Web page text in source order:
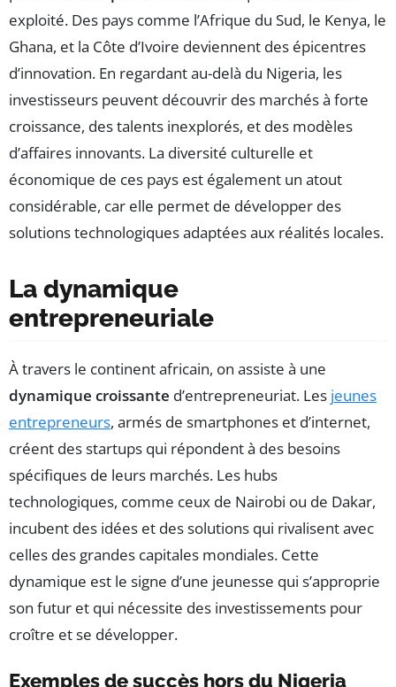
exploité. Des pays comme l’Afrique du Sud, le Kenya, le
Ghana, et la Côte d’Ivoire deviennent des épicentres
d’innovation. En regardant au-delà du Nigeria, les
investisseurs peuvent découvrir des marchés à forte
croissance, des talents inexplorés, et des modèles
d’affaires innovants. La diversité culturelle et
économique de ces pays est également un atout
considérable, car elle permet de développer des
solutions technologiques adaptées aux réalités locales.
La dynamique
entrepreneuriale
À travers le continent africain, on assiste à une
dynamique croissante d’entrepreneuriat. Les jeunes
entrepreneurs, armés de smartphones et d’internet,
créent des startups qui répondent à des besoins
spécifiques de leurs marchés. Les hubs
technologiques, comme ceux de Nairobi ou de Dakar,
incubent des idées et des solutions qui rivalisent avec
celles des grandes capitales mondiales. Cette
dynamique est le signe d’une jeunesse qui s’approprie
son futur et qui nécessite des investissements pour
croître et se développer.
Exemples de succès hors du Nigeria